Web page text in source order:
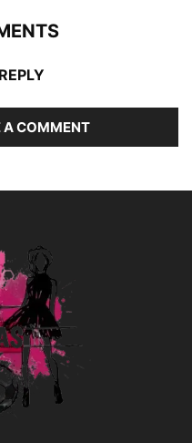
A COMMENT